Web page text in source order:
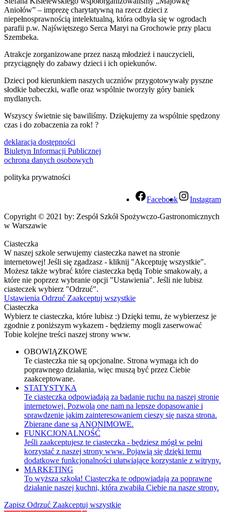
Aniołów” – imprezę charytatywną na rzecz dzieci z
niepełnosprawnością intelektualną, która odbyła się w ogrodach
parafii p.w. Najświętszego Serca Maryi na Grochowie przy placu
Szembeka.
Atrakcje zorganizowane przez naszą młodzież i nauczycieli,
przyciągnęły do zabawy dzieci i ich opiekunów.
Dzieci pod kierunkiem naszych uczniów przygotowywały pyszne
słodkie babeczki, wafle oraz wspólnie tworzyły góry baniek
mydlanych.
Wszyscy świetnie się bawiliśmy. Dziękujemy za wspólnie spędzony
czas i do zobaczenia za rok! ?
deklaracja dostępności
Biuletyn Informacji Publicznej
ochrona danych osobowych
polityka prywatności
Facebook
Instagram
Copyright © 2021 by: Zespół Szkół Spożywczo-Gastronomicznych
w Warszawie
Ciasteczka
W naszej szkole serwujemy ciasteczka nawet na stronie
internetowej! Jeśli się zgadzasz - kliknij "Akceptuję wszystkie".
Możesz także wybrać które ciasteczka będą Tobie smakowały, a
które nie poprzez wybranie opcji "Ustawienia". Jeśli nie lubisz
ciasteczek wybierz "Odrzuć".
Ustawienia Odrzuć Zaakceptuj wszystkie
Ciasteczka
Wybierz te ciasteczka, które lubisz :) Dzięki temu, że wybierzesz je
zgodnie z poniższym wykazem - będziemy mogli zaserwować
Tobie kolejne treści naszej strony www.
OBOWIĄZKOWE
Te ciasteczka nie są opcjonalne. Strona wymaga ich do
poprawnego działania, więc muszą być przez Ciebie
zaakceptowane.
STATYSTYKA
Te ciasteczka odpowiadają za badanie ruchu na naszej stronie
internetowej. Pozwolą one nam na lepsze dopasowanie i
sprawdzenie jakim zainteresowaniem cieszy się nasza strona.
Zbierane dane są ANONIMOWE.
FUNKCJONALNOŚĆ
Jeśli zaakceptujesz te ciasteczka - będziesz mógł w pełni
korzystać z naszej strony www. Pojawią się dzięki temu
dodatkowe funkcjonalności ułatwiające korzystanie z witryny.
MARKETING
To wyższa szkoła! Ciasteczka te odpowiadają za poprawne
działanie naszej kuchni, która zwabiła Ciebie na nasze strony.
Zapisz Odrzuć Zaakceptuj wszystkie